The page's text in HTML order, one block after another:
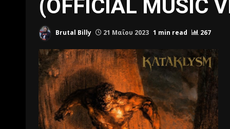
(OFFICIAL MUSIC
Brutal Billy 21 Μαΐου 2023 1 min read 267